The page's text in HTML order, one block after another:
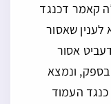
קאמר דכנגד
לענין שאסור
אסור
בספק, ונמצא
העמוד